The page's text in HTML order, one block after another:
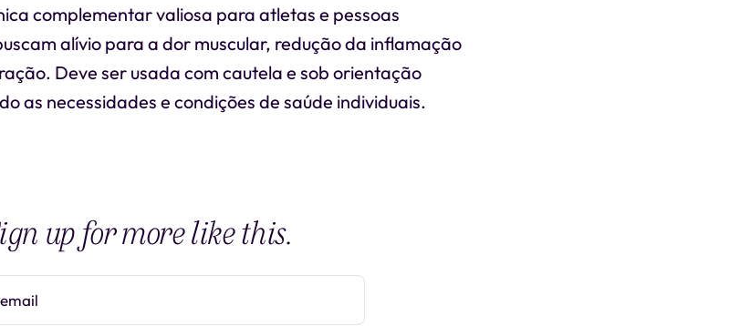
complementar valiosa para atletas e pessoas
alívio para a dor muscular, redução da inflamação
Deve ser usada com cautela e sob orientação
as necessidades e condições de saúde individuais.
up for more like this.